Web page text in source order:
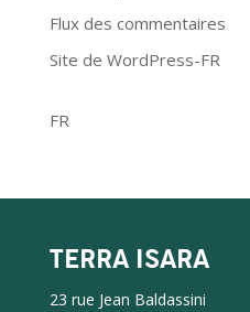
Flux des commentaires
Site de WordPress-FR
FR
TERRA ISARA
23 rue Jean Baldassini